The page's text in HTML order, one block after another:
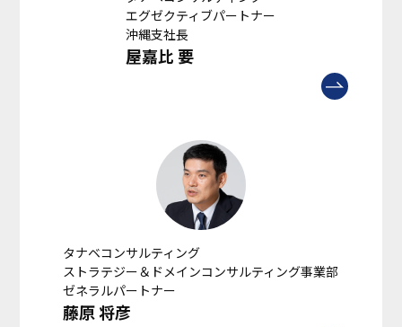
エグゼクティブパートナー
沖縄支社長
屋嘉比 要
タナベコンサルティング
ストラテジー＆ドメインコンサルティング事業部
ゼネラルパートナー
藤原 将彦